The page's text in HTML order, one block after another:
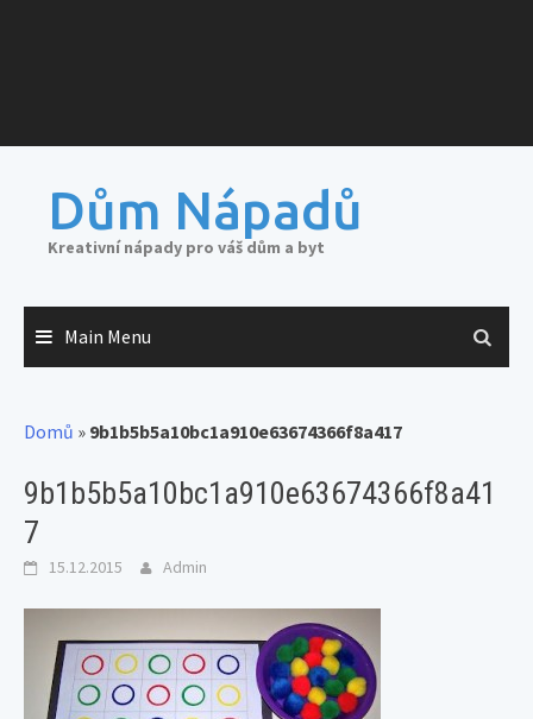
Dům Nápadů
Kreativní nápady pro váš dům a byt
Main Menu
Domů » 9b1b5b5a10bc1a910e63674366f8a417
9b1b5b5a10bc1a910e63674366f8a41
7
15.12.2015 Admin